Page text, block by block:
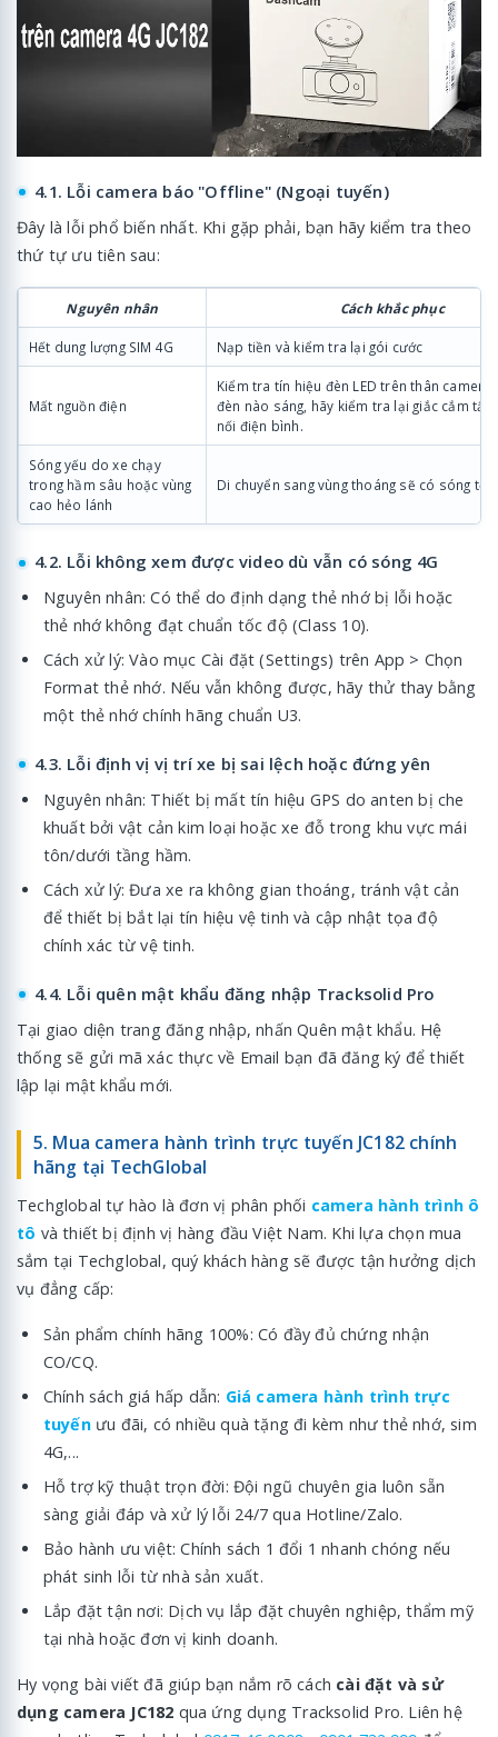
4.1. Lỗi camera báo "Offline" (Ngoại tuyến)
Đây là lỗi phổ biến nhất. Khi gặp phải, bạn hãy kiểm tra theo
thứ tự ưu tiên sau:
Nguyên nhân Cách khắc phục
Hết dung lượng SIM 4G Nạp tiền và kiểm tra lại gói cước
Mất nguồn điện
Kiểm tra tín hiệu đèn LED trên thân
đèn nào sáng, hãy kiểm tra lại giắc cắm tẩu
nối điện bình.
Sóng yếu do xe chạy
trong hầm sâu hoặc vùng
cao hẻo lánh
Di chuyển sang vùng thoáng sẽ có sóng tốt
4.2. Lỗi không xem được video dù vẫn có sóng 4G
Nguyên nhân: Có thể do định dạng thẻ nhớ bị lỗi hoặc
thẻ nhớ không đạt chuẩn tốc độ (Class 10).
Cách xử lý: Vào mục Cài đặt (Settings) trên App > Chọn
Format thẻ nhớ. Nếu vẫn không được, hãy thử thay bằng
một thẻ nhớ chính hãng chuẩn U3.
4.3. Lỗi định vị vị trí xe bị sai lệch hoặc đứng yên
Nguyên nhân: Thiết bị mất tín hiệu GPS do anten bị che
khuất bởi vật cản kim loại hoặc xe đỗ trong khu vực mái
tôn/dưới tầng hầm.
Cách xử lý: Đưa xe ra không gian thoáng, tránh vật cản
để thiết bị bắt lại tín hiệu vệ tinh và cập nhật tọa độ
chính xác từ vệ tinh.
4.4. Lỗi quên mật khẩu đăng nhập Tracksolid Pro
Tại giao diện trang đăng nhập, nhấn Quên mật khẩu. Hệ
thống sẽ gửi mã xác thực về Email bạn đã đăng ký để thiết
lập lại mật khẩu mới.
5. Mua camera hành trình trực tuyến JC182 chính
hãng tại TechGlobal
Techglobal tự hào là đơn vị phân phối camera hành trình ô
tô và thiết bị định vị hàng đầu Việt Nam. Khi lựa chọn mua
sắm tại Techglobal, quý khách hàng sẽ được tận hưởng dịch
vụ đẳng cấp:
Sản phẩm chính hãng 100%: Có đầy đủ chứng nhận
CO/CQ.
Chính sách giá hấp dẫn: Giá camera hành trình trực
tuyếnưu đãi, có nhiều quà tặng đi kèm như thẻ nhớ, sim
4G,...
Hỗ trợ kỹ thuật trọn đời: Đội ngũ chuyên gia luôn sẵn
sàng giải đáp và xử lý lỗi 24/7 qua Hotline/Zalo.
Bảo hành ưu việt: Chính sách 1 đổi 1 nhanh chóng nếu
phát sinh lỗi từ nhà sản xuất.
Lắp đặt tận nơi: Dịch vụ lắp đặt chuyên nghiệp, thẩm mỹ
tại nhà hoặc đơn vị kinh doanh.
Hy vọng bài viết đã giúp bạn nắm rõ cách cài đặt và sử
dụng camera JC182 qua ứng dụng Tracksolid Pro. Liên hệ